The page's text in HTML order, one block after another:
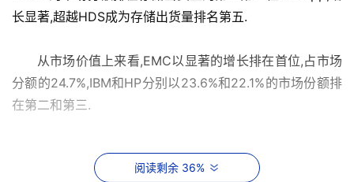
长显著,超越HDS成为存储出货量排名第五.
从市场价值上来看,EMC以显著的增长排在首位,占市场
分额的24.7%,IBM和HP分别以23.6%和22.1%的市场份额排
在第二和第三.
阅读剩余 36%